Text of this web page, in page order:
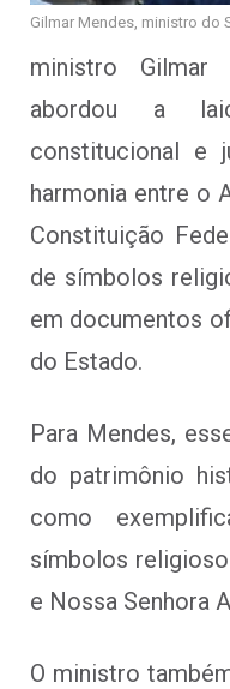
Gilmar Mendes, ministro do
ministro
abordou a
constitucional e
harmonia entre o
Constituição
de símbolos
em documentos
do Estado.
Para Mendes,
do patrimônio
como
símbolos
e Nossa Senhora
O ministro